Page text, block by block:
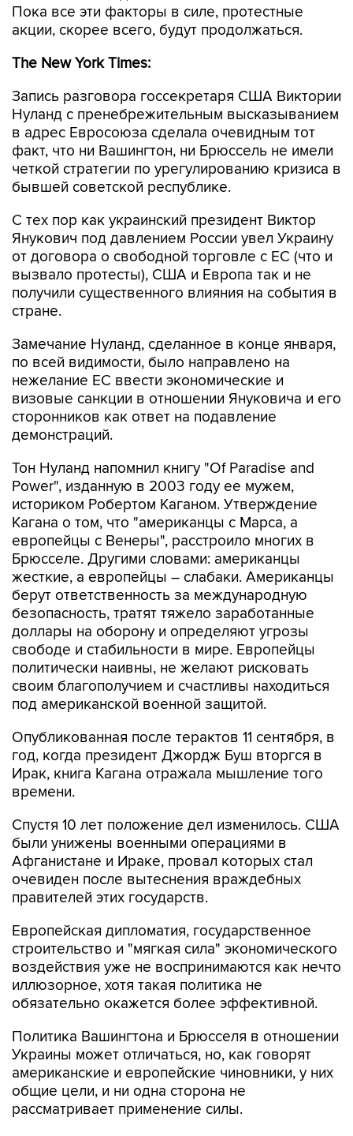
The New York Times:
Запись разговора госсекретаря США Виктории
в адрес Евросоюза сделала очевидным тот
факт, что ни Вашингтон, ни Брюссель не имели
четкой стратегии по урегулированию кризиса в
бывшей советской республике.
С тех пор как украинский президент Виктор
от договора о свободной торговле с ЕС (что и
вызвало протесты), США и Европа так и не
получили существенного влияния на события в
стране.
Замечание Нуланд, сделанное в конце января,
нежелание ЕС ввести экономические и
визовые санкции в отношении Януковича и его
сторонников как ответ на подавление
демонстраций.
Тон Нуланд напомнил книгу "Of Paradise and
историком Робертом Каганом. Утверждение
Кагана о том, что "американцы с Марса, а
европейцы с Венеры", расстроило многих в
Брюсселе. Другими словами: американцы
жесткие, а европейцы – слабаки. Американцы
берут ответственность за международную
безопасность, тратят тяжело заработанные
доллары на оборону и определяют угрозы
свободе и стабильности в мире. Европейцы
политически наивны, не желают рисковать
своим благополучием и счастливы находиться
под американской военной защитой.
Опубликованная после терактов 11 сентября, в
Ирак, книга Кагана отражала мышление того
времени.
Спустя 10 лет положение дел изменилось. США
Афганистане и Ираке, провал которых стал
очевиден после вытеснения враждебных
правителей этих государств.
Европейская дипломатия, государственное
воздействия уже не воспринимаются как нечто
иллюзорное, хотя такая политика не
обязательно окажется более эффективной.
Политика Вашингтона и Брюсселя в отношении
американские и европейские чиновники, у них
общие цели, и ни одна сторона не
рассматривает применение силы.
Европа и США скорее воспринимают